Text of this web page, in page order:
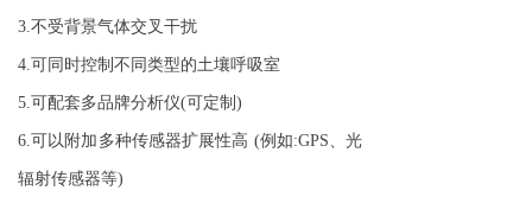
3.不受背景气体交叉干扰
4.可同时控制不同类型的土壤呼吸室
5.可配套多品牌分析仪(可定制)
6.可以附加多种传感器扩展性高 (例如:GPS 、光
辐射传感器等)